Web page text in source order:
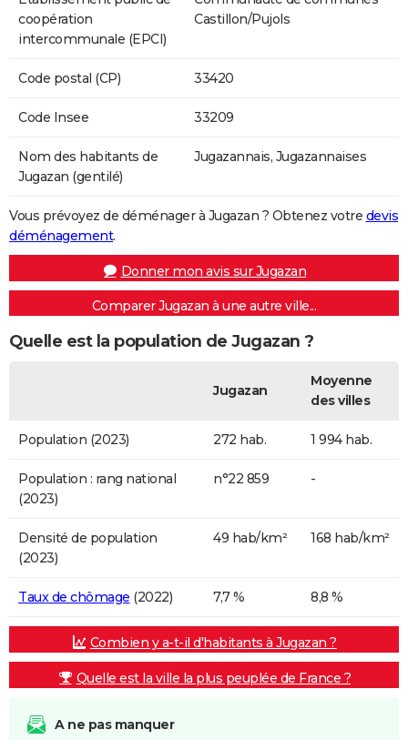
coopération
intercommunale (EPCI)
Castillon/Pujols
Code postal (CP) 33420
Code Insee 33209
Nom des habitants de
Jugazan (gentilé)
Jugazannais, Jugazannaises
Vous prévoyez de déménager à Jugazan ? Obtenez votre devis
déménagement.
Donner mon avis sur Jugazan
Comparer Jugazan à une autre ville...
Quelle est la population de Jugazan ?
Jugazan
Moyenne
des villes
Population (2023) 272 hab. 1 994 hab.
Population : rang national
(2023)
n°22 859 -
Densité de population
(2023)
49 hab/km² 168 hab/km²
Taux de chômage (2022) 7,7 % 8,8 %
Combien y a-t-il d'habitants à Jugazan ?
Quelle est la ville la plus peuplée de France ?
A ne pas manquer